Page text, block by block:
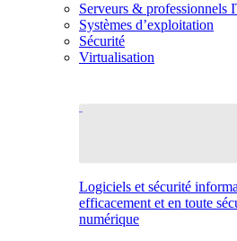
Serveurs & professionnels
Systèmes d’exploitation
Sécurité
Virtualisation
Logiciels et sécurité
efficacement et en toute
numérique